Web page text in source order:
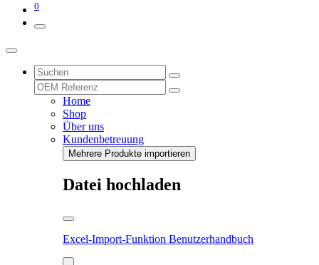
0
Home
Shop
Über uns
Kundenbetreuung
Mehrere Produkte importieren
Datei hochladen
Excel-Import-Funktion Benutzerhandbuch